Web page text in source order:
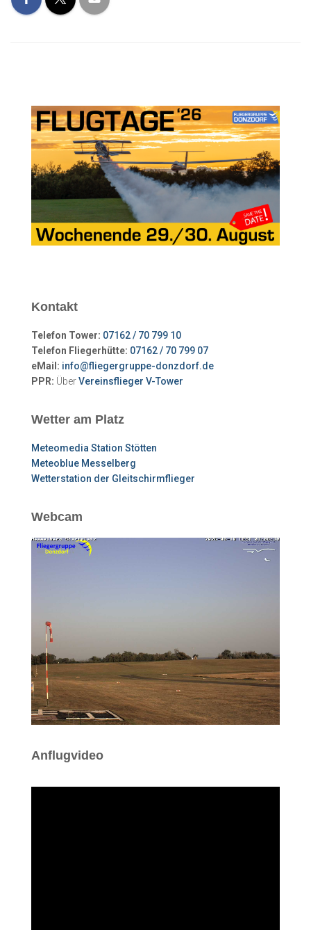
Kontakt
Telefon Tower: 07162 / 70 799 10
Telefon Fliegerhütte: 07162 / 70 799 07
eMail: info@fliegergruppe-donzdorf.de
PPR: ÜberVereinsflieger V-Tower
Wetter am Platz
Meteomedia Station Stötten
Meteoblue Messelberg
Wetterstation der Gleitschirmflieger
Webcam
Anflugvideo